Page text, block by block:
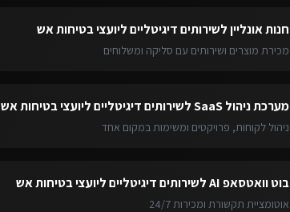
חנות אונלייןלשירותים דיגיטליים ליועצי בטיחות אש
מכירת מוצרים ושירותים עם סליקה ומשלוחים
מערכת ניהול SaaS לשירותים דיגיטליים ליועצי בטיחות אש
ניהול לקוחות, פרויקטים ומשימות במקום אחד
בוט וואטסאפ AI לשירותים דיגיטליים ליועצי בטיחות אש
אוטומציית תקשורת ומכירות 24/7